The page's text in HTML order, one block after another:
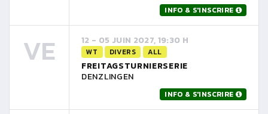
INFO & S'INSCRIRE
VE 12 - 05 JUIN 2027, 19:30 H
WT DIVERS ALL
FREITAGSTURNIERSERIE
DENZLINGEN
INFO & S'INSCRIRE